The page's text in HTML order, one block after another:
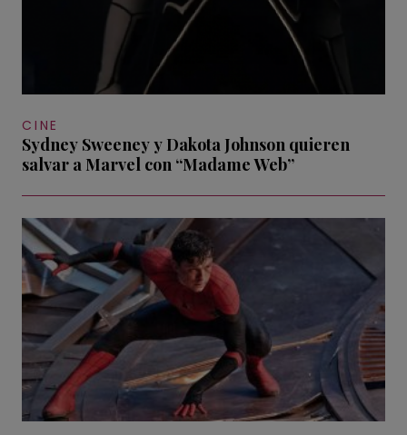
CINE
Sydney Sweeney y Dakota Johnson quieren
salvar a Marvel con “Madame Web”